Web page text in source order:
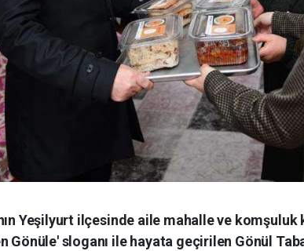
Yeşilyurt ilçesinde aile mahalle ve komşuluk
Gönüle' sloganı ile hayata geçirilen Gönül